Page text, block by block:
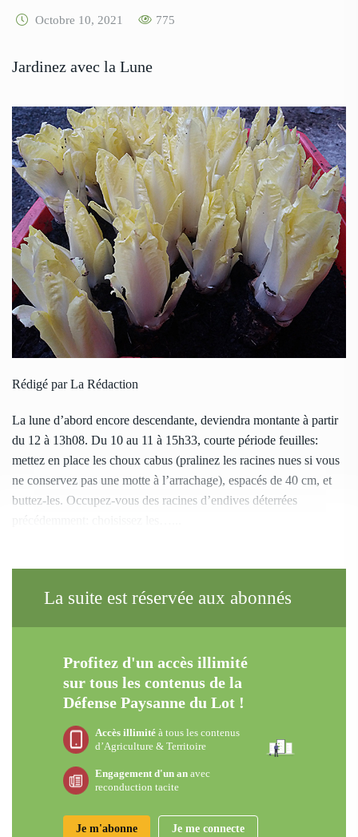
Octobre 10, 2021 775
Jardinez avec la Lune
Rédigé par La Rédaction
La lune d’abord encore descendante, deviendra montante à partir
du 12 à 13h08. Du 10 au 11 à 15h33, courte période feuilles:
mettez en place les choux cabus (pralinez les racines nues si vous
ne conservez pas une motte à l’arrachage), espacés de 40 cm, et
buttez-les. Occupez-vous des racines d’endives déterrées
La suite est réservée aux abonnés
Profitez d'un accès illimité
sur tous les contenus de la
Défense Paysanne du Lot !
Accès illimité à tous les contenus
d’Agriculture & Territoire
Engagement d'un an avec
reconduction tacite
Je m'abonne Je me connecte